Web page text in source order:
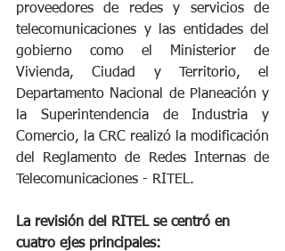
proveedores de redes y servicios de
telecomunicaciones y las entidades del
gobierno como el Ministerior de
Vivienda, Ciudad y Territorio, el
Departamento Nacional de Planeación y
la Superintendencia de Industria y
Comercio, la CRC realizó la modificación
del Reglamento de Redes Internas de
Telecomunicaciones - RITEL.
La revisión del RITEL se centró en
cuatro ejes principales: